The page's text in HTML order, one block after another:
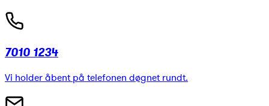
7010 1234
Vi holder åbent på telefonen døgnet rundt.